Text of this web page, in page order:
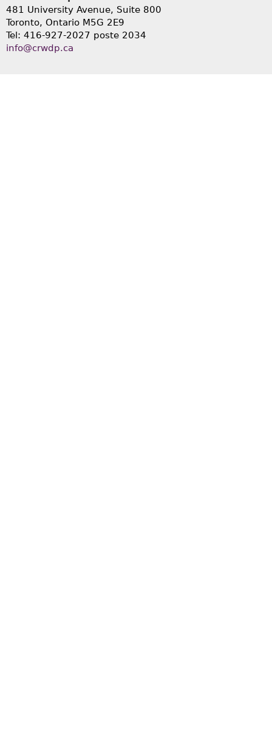
481 University Avenue, Suite 800
Toronto, Ontario M5G 2E9
Tel: 416-927-2027 poste 2034
info@crwdp.ca